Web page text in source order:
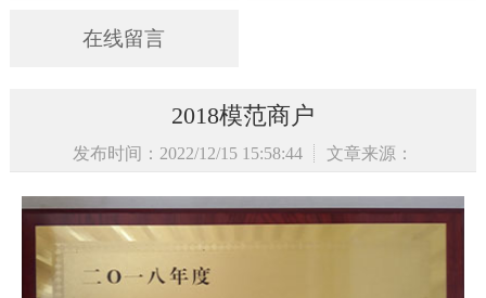
在线留言
2018模范商户
发布时间：2022/12/15 15:58:44 文章来源：